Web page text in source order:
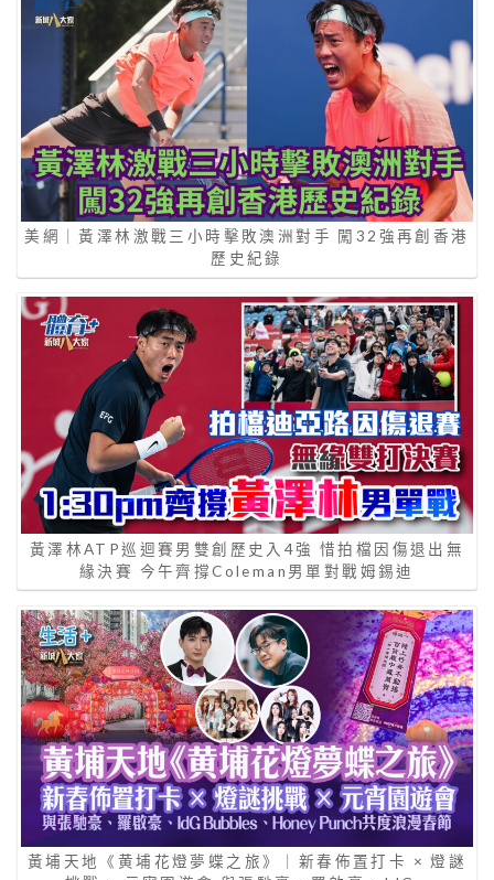
美網｜黃澤林激戰三小時擊敗澳洲對手 闖32強再創香港
歷史紀錄
黃澤林ATP巡迴賽男雙創歷史入4強 惜拍檔因傷退出無
緣決賽 今午齊撐Coleman男單對戰姆錫迪
黃埔天地《黄埔花燈夢蝶之旅》｜新春佈置打卡 × 燈謎